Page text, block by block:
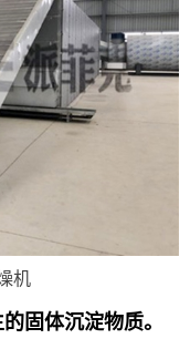
机
固体沉淀物质。